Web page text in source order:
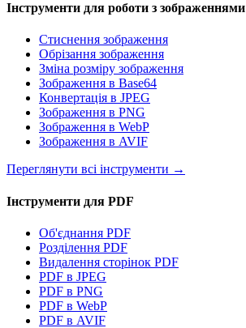
Інструменти для роботи з зображеннями
Стиснення зображення
Обрізання зображення
Зміна розміру зображення
Зображення в Base64
Конвертація в JPEG
Зображення в PNG
Зображення в WebP
Зображення в AVIF
Переглянути всі інструменти →
Інструменти для PDF
Об'єднання PDF
Розділення PDF
Видалення сторінок PDF
PDF в JPEG
PDF в PNG
PDF в WebP
PDF в AVIF